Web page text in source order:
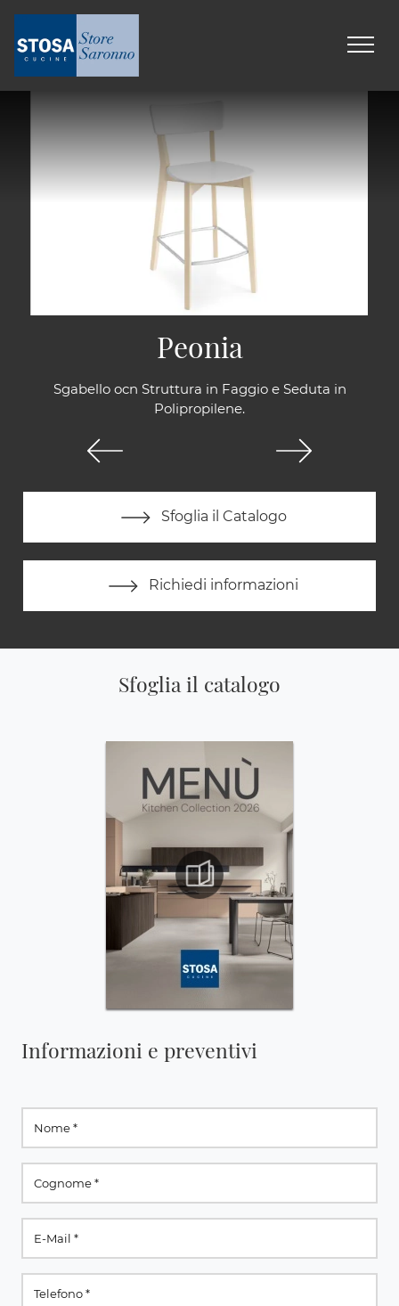
Sgabello ocn Struttura in Faggio e Seduta in
Polipropilene.
Sfoglia il Catalogo
Richiedi informazioni
Peonia
Sfoglia il catalogo
Informazioni e preventivi